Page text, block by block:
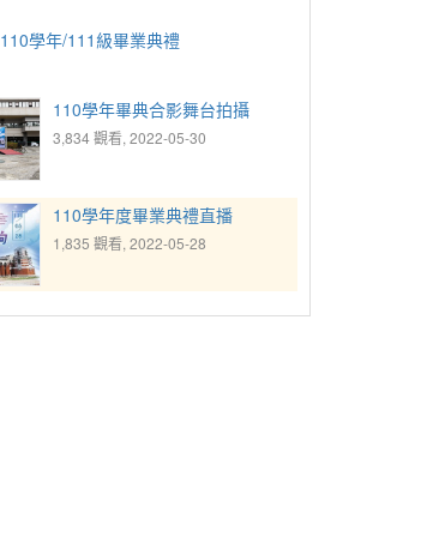
110學年/111級畢業典禮
110學年畢典合影舞台拍攝
3,834 觀看, 2022-05-30
110學年度畢業典禮直播
1,835 觀看, 2022-05-28